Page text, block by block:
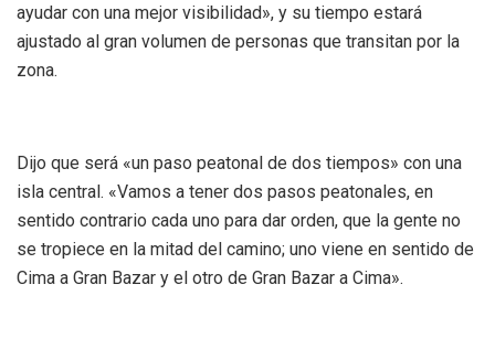
ayudar con una mejor visibilidad», y su tiempo estará
ajustado al gran volumen de personas que transitan por la
zona.
Dijo que será «un paso peatonal de dos tiempos» con una
isla central. «Vamos a tener dos pasos peatonales, en
sentido contrario cada uno para dar orden, que la gente no
se tropiece en la mitad del camino; uno viene en sentido de
Cima a Gran Bazar y el otro de Gran Bazar a Cima».